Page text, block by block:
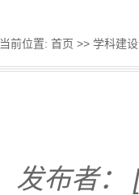
当前位置: 首页 >> 学科建设
发布者：